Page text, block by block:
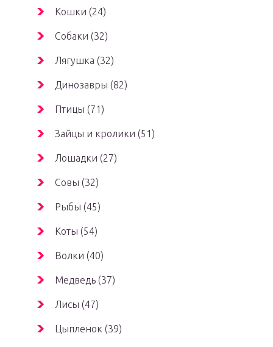
Кошки (24)
Собаки (32)
Лягушка (32)
Динозавры (82)
Птицы (71)
Зайцы и кролики (51)
Лошадки (27)
Совы (32)
Рыбы (45)
Коты (54)
Волки (40)
Медведь (37)
Лисы (47)
Цыпленок (39)